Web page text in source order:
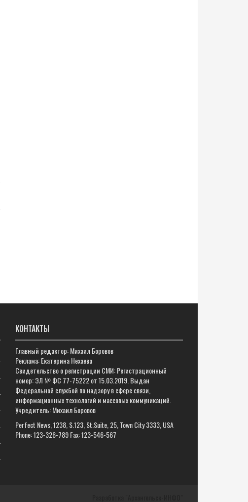
КОНТАКТЫ
Главный редактор: Михаил Боровов
Реклама: Екатерина Нехаева
Свидетельство о регистрации СМИ: Регистрационный
номер: ЭЛ № ФС 77-75222 от 15.03.2019. Выдан
Федеральной службой по надзору в сфере связи,
информационных технологий и массовых коммуникаций.
Учредитель: Михаил Боровов
Perfect News, 1238, S.123, St.Suite, 25, Town City 3333, USA
Phone: 123-326-789 Fax: 123-546-567